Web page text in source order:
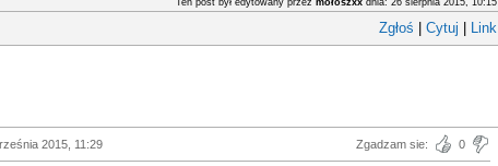
Ten post był edytowany przez mołoszxx dnia: 26 sierpnia 2015, 10:15
Zgłoś Cytuj Link
2015, 11:29 Zgadzam sie: 0